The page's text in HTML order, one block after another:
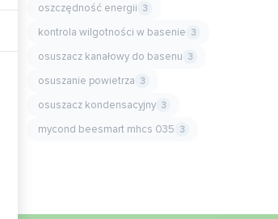
oszczędność energii 3
kontrola wilgotności w basenie 3
osuszacz kanałowy do basenu 3
osuszanie powietrza 3
osuszacz kondensacyjny 3
mycond beesmart mhcs 035 3